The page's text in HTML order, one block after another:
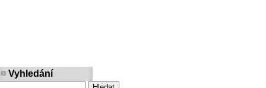
Vyhledání